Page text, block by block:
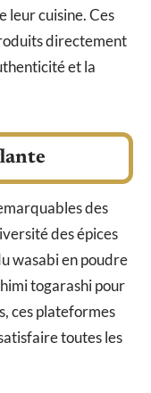
leur cuisine. Ces
directement
et la
des
des épices
wasabi en poudre
togarashi pour
ces plateformes
toutes les